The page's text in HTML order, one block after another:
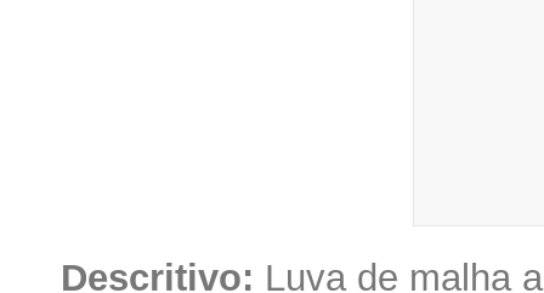
Descritivo: Luva de malha